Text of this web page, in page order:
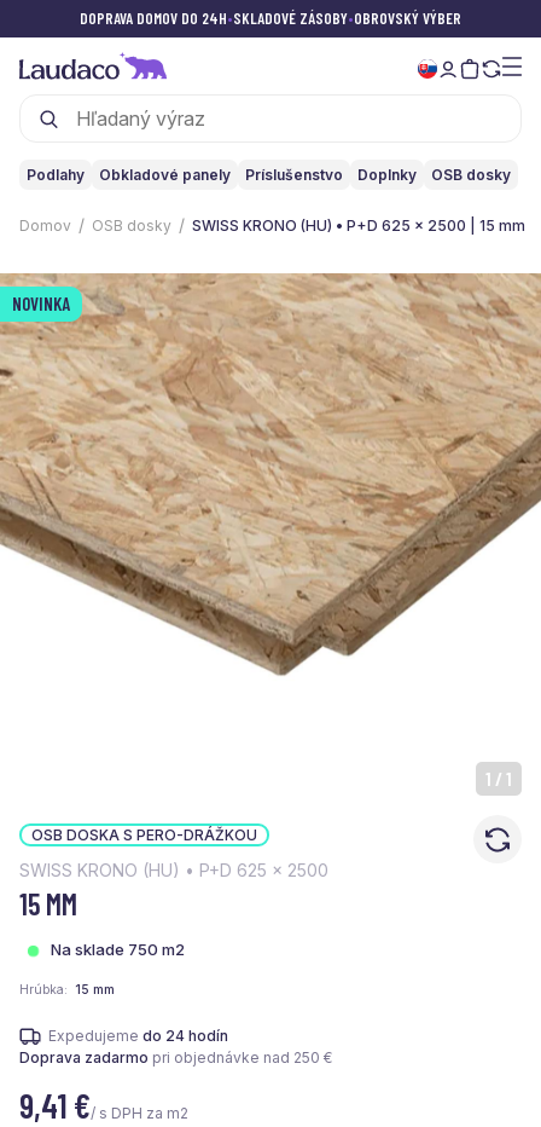
DOPRAVA DOMOV DO 24H•SKLADOVÉ ZÁSOBY•OBROVSKÝ VÝBER
Podlahy Obkladové panely Príslušenstvo Doplnky OSB dosky
Domov OSB dosky SWISS KRONO (HU) • P+D 625 x 2500 | 15 mm
NOVINKA
1 / 1
OSB DOSKA S PERO-DRÁŽKOU
SWISS KRONO (HU) • P+D 625 x 2500
15 MM
Na sklade 750 m2
Hrúbka 15 mm
Expedujeme do 24 hodín
Doprava zadarmo pri objednávke nad 250 €
9,41 €/ s DPH za m2